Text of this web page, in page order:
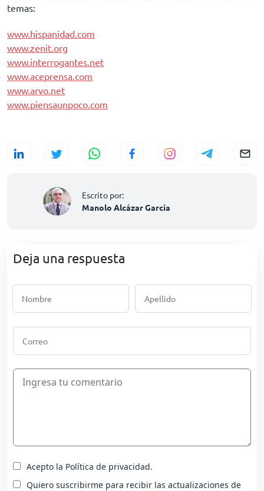
temas:
www.hispanidad.com
www.zenit.org
www.interrogantes.net
www.aceprensa.com
www.arvo.net
www.piensaunpoco.com
Escrito por:
Manolo Alcázar García
Deja una respuesta
Acepto la Política de privacidad.
Quiero suscribirme para recibir las actualizaciones de